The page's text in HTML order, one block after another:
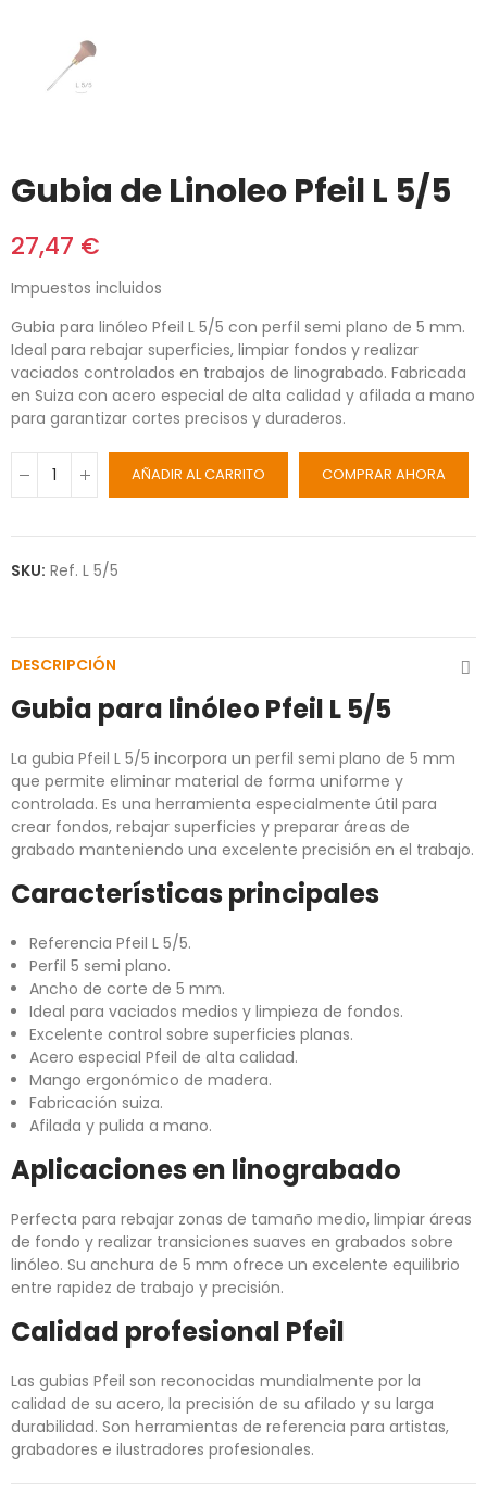
Gubia de Linoleo Pfeil L 5/5
27,47 €
Impuestos incluidos
Gubia para linóleo Pfeil L 5/5 con perfil semi plano de 5 mm.
Ideal para rebajar superficies, limpiar fondos y realizar
vaciados controlados en trabajos de linograbado. Fabricada
en Suiza con acero especial de alta calidad y afilada a mano
para garantizar cortes precisos y duraderos.
AÑADIR AL CARRITO COMPRAR AHORA
SKU: Ref. L 5/5
DESCRIPCIÓN
Gubia para linóleo Pfeil L 5/5
La gubia Pfeil L 5/5 incorpora un perfil semi plano de 5 mm
que permite eliminar material de forma uniforme y
controlada. Es una herramienta especialmente útil para
crear fondos, rebajar superficies y preparar áreas de
grabado manteniendo una excelente precisión en el trabajo.
Características principales
Referencia Pfeil L 5/5.
Perfil 5 semi plano.
Ancho de corte de 5 mm.
Ideal para vaciados medios y limpieza de fondos.
Excelente control sobre superficies planas.
Acero especial Pfeil de alta calidad.
Mango ergonómico de madera.
Fabricación suiza.
Afilada y pulida a mano.
Aplicaciones en linograbado
Perfecta para rebajar zonas de tamaño medio, limpiar áreas
de fondo y realizar transiciones suaves en grabados sobre
linóleo. Su anchura de 5 mm ofrece un excelente equilibrio
entre rapidez de trabajo y precisión.
Calidad profesional Pfeil
Las gubias Pfeil son reconocidas mundialmente por la
calidad de su acero, la precisión de su afilado y su larga
durabilidad. Son herramientas de referencia para artistas,
grabadores e ilustradores profesionales.